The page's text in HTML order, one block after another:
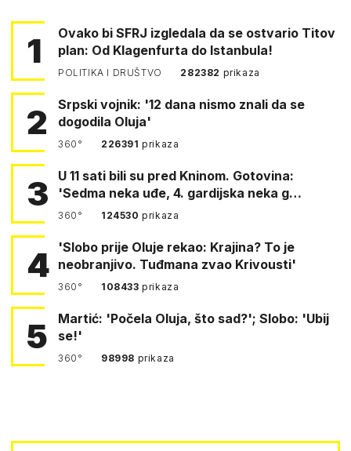
1
Ovako bi SFRJ izgledala da se ostvario Titov
plan: Od Klagenfurta do Istanbula!
POLITIKA I DRUŠTVO 282382 prikaza
2
Srpski vojnik: '12 dana nismo znali da se
dogodila Oluja'
360° 226391prikaza
3
U 11 sati bili su pred Kninom. Gotovina:
'Sedma neka uđe, 4. gardijska neka g…
360° 124530prikaza
4
'Slobo prije Oluje rekao: Krajina? To je
neobranjivo. Tuđmana zvao Krivousti'
360° 108433prikaza
5
Martić: 'Počela Oluja, što sad?'; Slobo: 'Ubij
se!'
360° 98998 prikaza